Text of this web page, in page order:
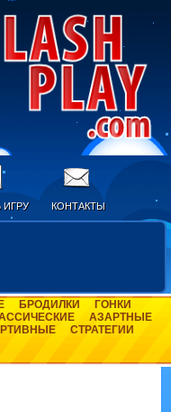
ИГРУ КОНТАКТЫ
БРОДИЛКИ
ГОНКИ
АЗАРТНЫЕ
СТРАТЕГИИ